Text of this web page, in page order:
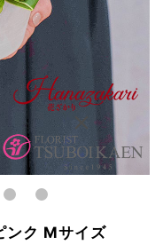
ンク Mサイズ